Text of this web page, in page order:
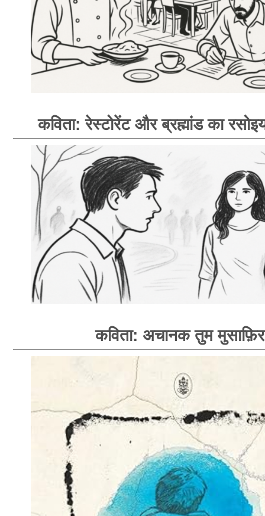
कविता: रेस्टोरेंट और ब्रह्मांड का
कविता: अचानक तुम मुसाफ़िर